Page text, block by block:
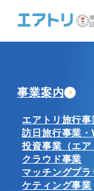
事業案内
エアトリ旅行事
訪日旅行事業
投資事業（エア
クラウド事業
マッチングプ
ケティング事業